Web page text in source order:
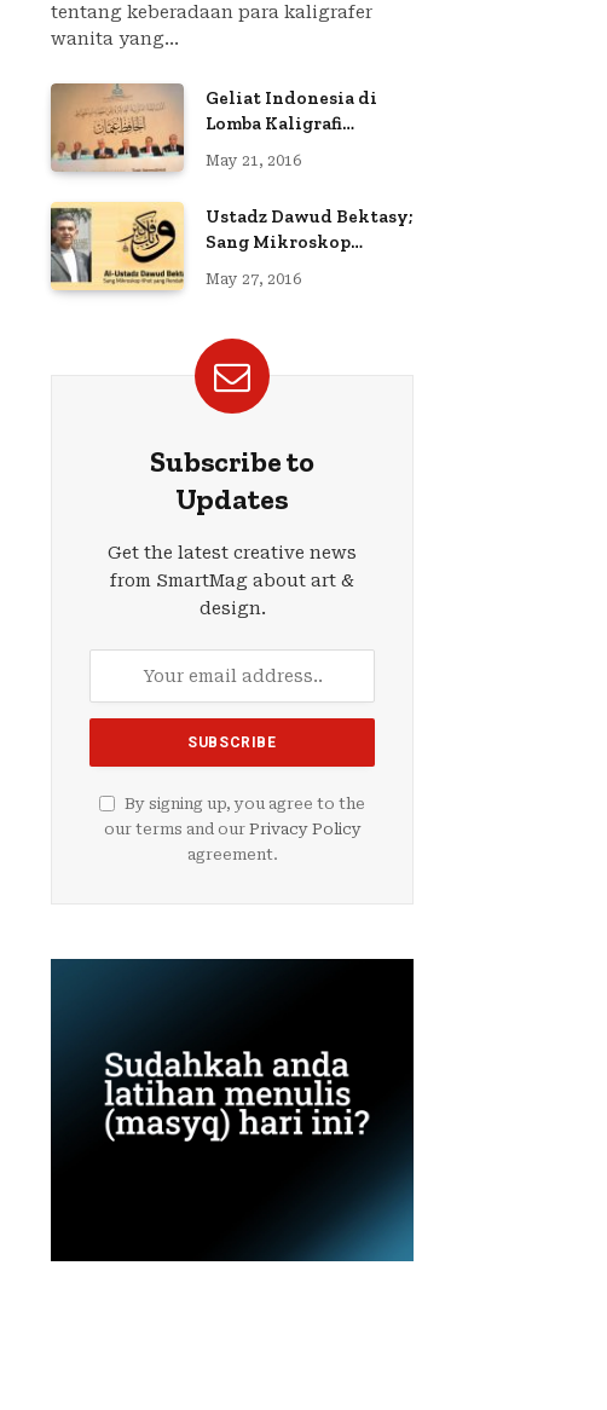
tentang keberadaan para kaligrafer
wanita yang…
Geliat Indonesia di
Lomba Kaligrafi
May 21, 2016
Ustadz Dawud Bektasy;
Sang Mikroskop
May 27, 2016
Subscribe to
Updates
Get the latest creative news
from SmartMag about art &
design.
By signing up, you agree to the
our terms and our Privacy Policy
agreement.